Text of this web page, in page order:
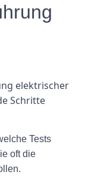
elektrischer
Schritte
Tests
oft die